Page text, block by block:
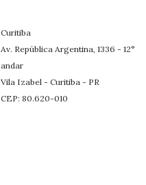
Curitiba
Av. República Argentina, 1336 - 12°
andar
Vila Izabel - Curitiba - PR
CEP: 80.620-010